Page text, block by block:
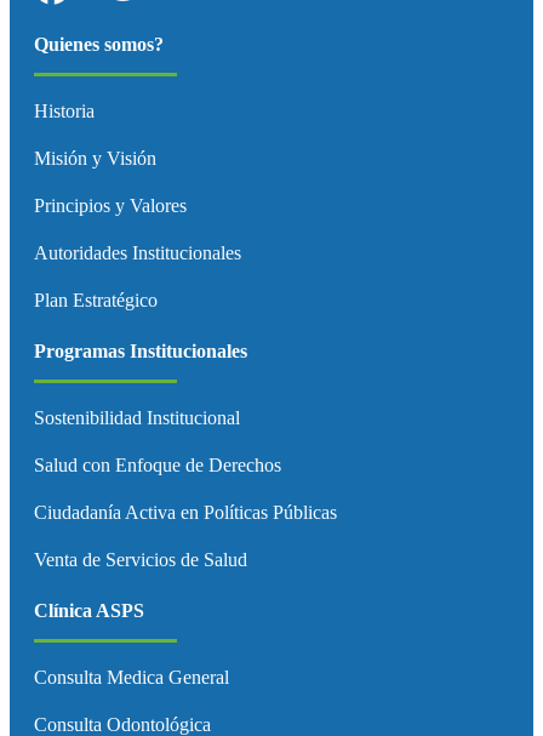
Quienes somos?
Historia
Misión y Visión
Principios y Valores
Autoridades Institucionales
Plan Estratégico
Programas Institucionales
Sostenibilidad Institucional
Salud con Enfoque de Derechos
Ciudadanía Activa en Políticas Públicas
Venta de Servicios de Salud
Clínica ASPS
Consulta Medica General
Consulta Odontológica